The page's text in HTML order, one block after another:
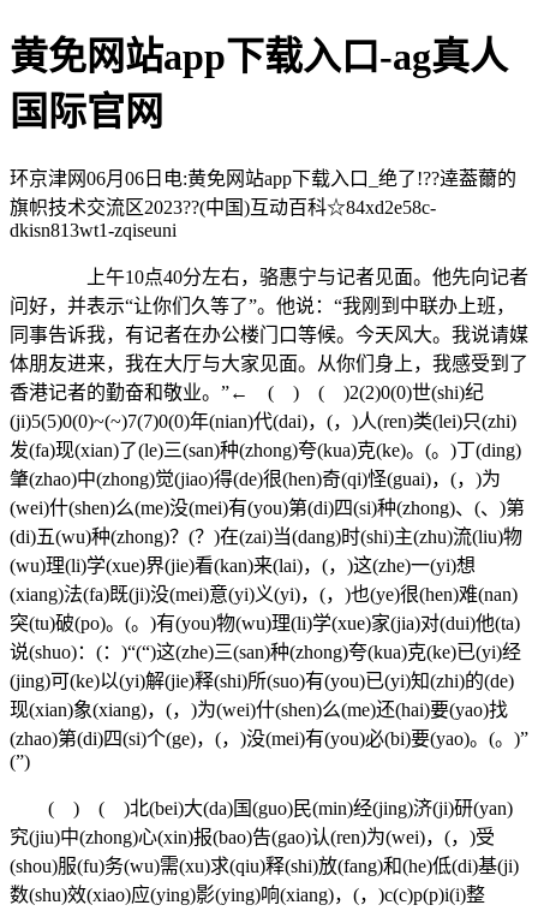
黄免网站app下载入口-ag真人
国际官网
环京津网06月06日电:黄免网站app下载入口_绝了!??逹葢薾的
旗帜技术交流区2023??(中国)互动百科☆84xd2e58c-
dkisn813wt1-zqiseuni
上午10点40分左右，骆惠宁与记者见面。他先向记者
问好，并表示“让你们久等了”。他说：“我刚到中联办上班，
同事告诉我，有记者在办公楼门口等候。今天风大。我说请媒
体朋友进来，我在大厅与大家见面。从你们身上，我感受到了
香港记者的勤奋和敬业。”← ( ) ( )2(2)0(0)世(shi)纪
(ji)5(5)0(0)~(~)7(7)0(0)年(nian)代(dai)，(，)人(ren)类(lei)只(zhi)
发(fa)现(xian)了(le)三(san)种(zhong)夸(kua)克(ke)。(。)丁(ding)
肇(zhao)中(zhong)觉(jiao)得(de)很(hen)奇(qi)怪(guai)，(，)为
(wei)什(shen)么(me)没(mei)有(you)第(di)四(si)种(zhong)、(、)第
(di)五(wu)种(zhong)？(？)在(zai)当(dang)时(shi)主(zhu)流(liu)物
(wu)理(li)学(xue)界(jie)看(kan)来(lai)，(，)这(zhe)一(yi)想
(xiang)法(fa)既(ji)没(mei)意(yi)义(yi)，(，)也(ye)很(hen)难(nan)
突(tu)破(po)。(。)有(you)物(wu)理(li)学(xue)家(jia)对(dui)他(ta)
说(shuo)：(：)“(“)这(zhe)三(san)种(zhong)夸(kua)克(ke)已(yi)经
(jing)可(ke)以(yi)解(jie)释(shi)所(suo)有(you)已(yi)知(zhi)的(de)
现(xian)象(xiang)，(，)为(wei)什(shen)么(me)还(hai)要(yao)找
(zhao)第(di)四(si)个(ge)，(，)没(mei)有(you)必(bi)要(yao)。(。)”
(”)
( ) ( )北(bei)大(da)国(guo)民(min)经(jing)济(ji)研(yan)
究(jiu)中(zhong)心(xin)报(bao)告(gao)认(ren)为(wei)，(，)受
(shou)服(fu)务(wu)需(xu)求(qiu)释(shi)放(fang)和(he)低(di)基(ji)
数(shu)效(xiao)应(ying)影(ying)响(xiang)，(，)c(c)p(p)i(i)整